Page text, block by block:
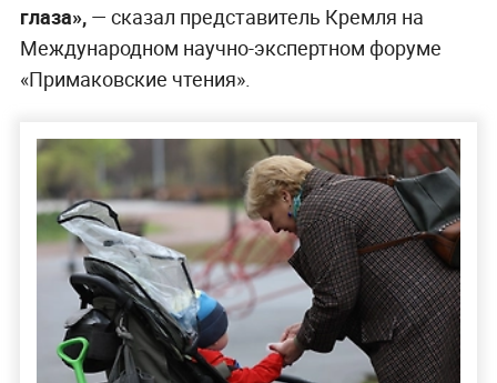
глаза»,— сказал представитель Кремля на
Международном научно-экспертном форуме
«Примаковские чтения».